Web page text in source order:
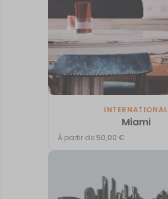
INTERNATIONAL
Miami
À partir de 50,00€